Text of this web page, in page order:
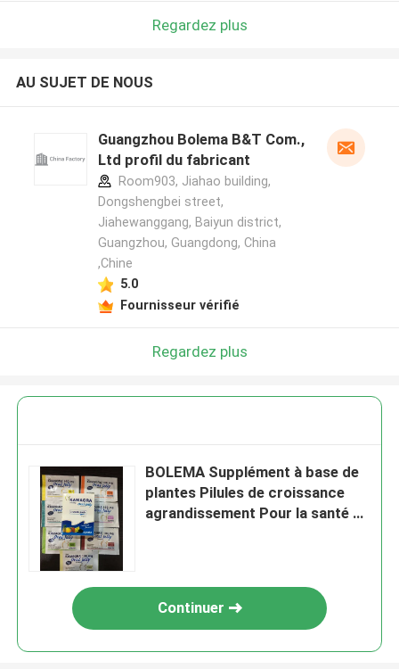
Regardez plus
AU SUJET DE NOUS
Guangzhou Bolema B&T Com.,
Ltd profil du fabricant
Room903, Jiahao building,
Dongshengbei street,
Jiahewanggang, Baiyun district,
Guangzhou, Guangdong, China
,Chine
5.0
Fournisseur vérifié
Regardez plus
BOLEMA Supplément à base de
plantes Pilules de croissance
agrandissement Pour la santé du
Continuer